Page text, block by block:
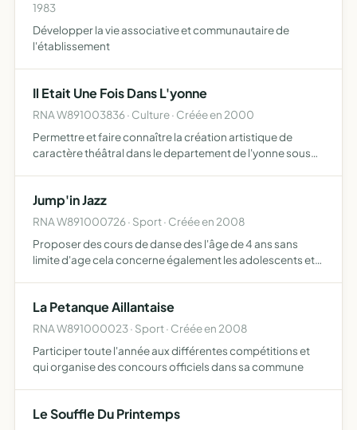
1983
Développer la vie associative et communautaire de
l'établissement
Il Etait Une Fois Dans L'yonne
RNA W891003836 · Culture · Créée en 2000
Permettre et faire connaître la création artistique de
caractère théâtral dans le departement de l'yonne sous
Jump'in Jazz
RNA W891000726 · Sport · Créée en 2008
Proposer des cours de danse des l'âge de 4 ans sans
limite d'age cela concerne également les adolescents et
La Petanque Aillantaise
RNA W891000023 · Sport · Créée en 2008
Participer toute l'année aux différentes compétitions et
qui organise des concours officiels dans sa commune
Le Souffle Du Printemps